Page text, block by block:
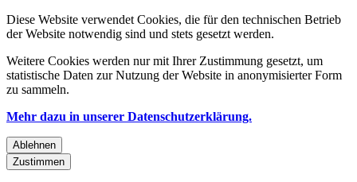
Diese Website verwendet Cookies, die für den technischen Betrieb
der Website notwendig sind und stets gesetzt werden.
Weitere Cookies werden nur mit Ihrer Zustimmung gesetzt, um
statistische Daten zur Nutzung der Website in anonymisierter Form
zu sammeln.
Mehr dazu in unserer Datenschutzerklärung.
Ablehnen
Zustimmen